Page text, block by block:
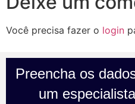
Você precisa fazer o login
Preencha os
um